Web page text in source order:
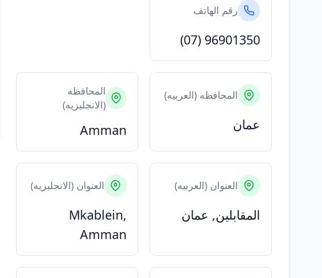
رقم الهاتف
(07) 96901350
المحافظه (العربيه)
عمان
المحافظه
(الانجليزيه)
Amman
العنوان (العربيه)
المقابلين, عمان
العنوان (الانجليزيه)
Mkablein,
Amman